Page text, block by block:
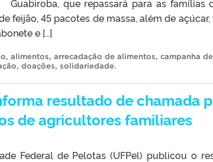
Guabiroba, que repassará para as
feijão, 45 pacotes de massa, além de
e […]
, alimentos, arrecadação de alimentos, campanha
, doações, solidariedade.
resultado de chamada
de agricultores familiares
Federal de Pelotas (UFPel) publicou o